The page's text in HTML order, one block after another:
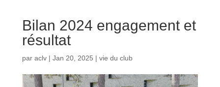
Bilan 2024 engagement et
résultat
par aclv| Jan 20, 2025 | vie du club